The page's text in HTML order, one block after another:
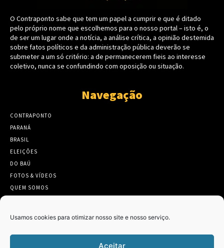
Usamos cookies para otimizar nosso site e nosso serviço.
Aceitar
O Contraponto sabe que tem um papel a cumprir e que é ditado
pelo próprio nome que escolhemos para o nosso portal – isto é, o
de ser um lugar onde a notícia, a análise crítica, a opinião destemida
sobre fatos políticos e da administração pública deverão se
submeter a um só critério: a de permanecerem fieis ao interesse
coletivo, nunca se confundindo com oposição ou situação.
Navegação
CONTRAPONTO
PARANÁ
BRASIL
ELEIÇÕES
DO BAÚ
FOTOS & VÍDEOS
QUEM SOMOS